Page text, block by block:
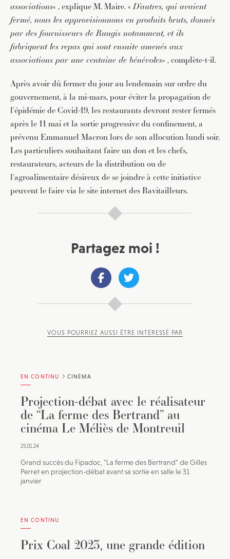
associations« , explique M. Maire. «D’autres, qui avaient
fermé, nous les approvisionnons en produits bruts, donnés
par des fournisseurs de Rungis notamment, et ils
fabriquent les repas qui sont ensuite amenés aux
associations par une centaine de bénévoles« , complète-t-il.
Après avoir dû fermer du jour au lendemain sur ordre du
gouvernement, à la mi-mars, pour éviter la propagation de
l’épidémie de Covid-19, les restaurants devront rester fermés
après le 11 mai et la sortie progressive du confinement, a
prévenu Emmanuel Macron lors de son allocution lundi soir.
Les particuliers souhaitant faire un don et les chefs,
restaurateurs, acteurs de la distribution ou de
l’agroalimentaire désireux de se joindre à cette initiative
peuvent le faire via le site internet des Ravitailleurs.
Partagez moi !
VOUS POURRIEZ AUSSI ÊTRE INTÉRESSÉ PAR
EN CONTINU CINÉMA
Projection-débat avec le réalisateur
de “La ferme des Bertrand” au
cinéma Le Méliès de Montreuil
25.01.24
Grand succès du Fipadoc, "La ferme des Bertrand" de Gilles
Perret en projection-débat avant sa sortie en salle le 31
janvier
EN CONTINU
Prix Coal 2023, une grande édition